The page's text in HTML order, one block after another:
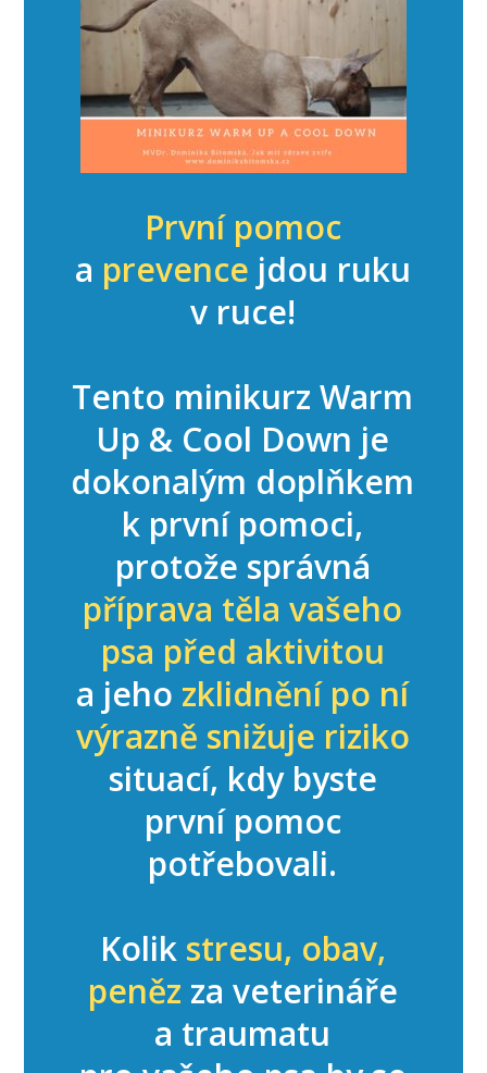
První pomoc
a prevence jdou ruku
v ruce!
Tento minikurz Warm
Up & Cool Down je
dokonalým doplňkem
k první pomoci,
protože správná
příprava těla vašeho
psa před aktivitou
a jeho zklidnění po ní
výrazně snižuje riziko
situací, kdy byste
první pomoc
potřebovali.
Kolik stresu, obav,
peněz za veterináře
a traumatu